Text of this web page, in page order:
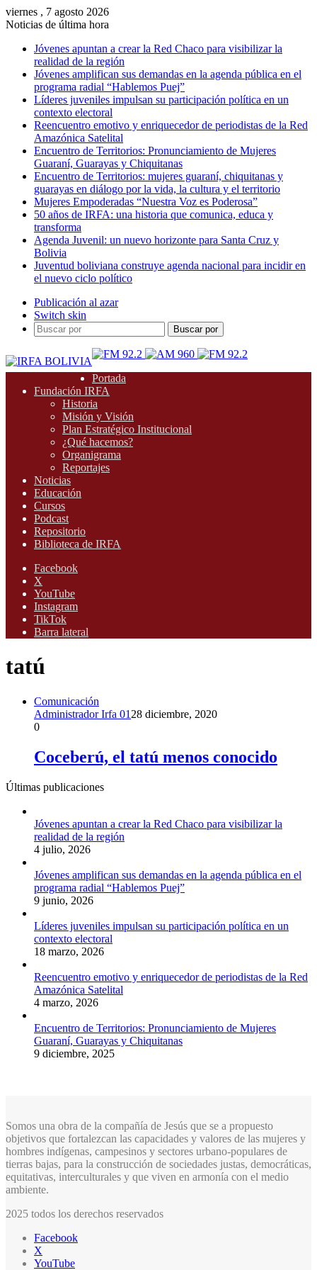
viernes , 7 agosto 2026
Noticias de última hora
Jóvenes apuntan a crear la Red Chaco para visibilizar la
realidad de la región
Jóvenes amplifican sus demandas en la agenda pública en el
programa radial “Hablemos Puej”
Líderes juveniles impulsan su participación política en un
contexto electoral
Reencuentro emotivo y enriquecedor de periodistas de la Red
Amazónica Satelital
Encuentro de Territorios: Pronunciamiento de Mujeres
Guaraní, Guarayas y Chiquitanas
Encuentro de Territorios: mujeres guaraní, chiquitanas y
guarayas en diálogo por la vida, la cultura y el territorio
Mujeres Empoderadas “Nuestra Voz es Poderosa”
50 años de IRFA: una historia que comunica, educa y
transforma
Agenda Juvenil: un nuevo horizonte para Santa Cruz y
Bolivia
Juventud boliviana construye agenda nacional para incidir en
el nuevo ciclo político
Publicación al azar
Switch skin
Buscar por
Portada
Fundación IRFA
Historia
Misión y Visión
Plan Estratégico Institucional
¿Qué hacemos?
Organigrama
Reportajes
Noticias
Educación
Cursos
Podcast
Repositorio
Biblioteca de IRFA
Facebook
X
YouTube
Instagram
TikTok
Barra lateral
tatú
Comunicación
Administrador Irfa 01 28 diciembre, 2020
0
Coceberú, el tatú menos conocido
Últimas publicaciones
Jóvenes apuntan a crear la Red Chaco para visibilizar la
realidad de la región
4 julio, 2026
Jóvenes amplifican sus demandas en la agenda pública en el
programa radial “Hablemos Puej”
9 junio, 2026
Líderes juveniles impulsan su participación política en un
contexto electoral
18 marzo, 2026
Reencuentro emotivo y enriquecedor de periodistas de la Red
Amazónica Satelital
4 marzo, 2026
Encuentro de Territorios: Pronunciamiento de Mujeres
Guaraní, Guarayas y Chiquitanas
9 diciembre, 2025
Somos una obra de la compañía de Jesús que se a propuesto
objetivos que fortalezcan las capacidades y valores de las mujeres y
hombres indígenas, campesinos y sectores urbano-populares de
tierras bajas, para la construcción de sociedades justas, democráticas,
equitativas, interculturales y que viven en armonía con el medio
ambiente.
2025 todos los derechos reservados
Facebook
X
YouTube